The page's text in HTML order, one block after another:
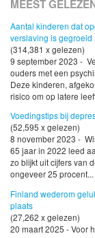
MEEST
Aantal kinderen dat
verslaving is gegroeid
(314,381 x gelezen)
9 september 2023 -
ouders met een
Deze kinderen,
risico om op latere
Voedingstips bij
(52,595 x gelezen)
8 november 2023 -
65 jaar in 2022 leed
zo blijkt uit cijfers van
ongeveer 25 procent...
Finland wederom
plaats
(27,262 x gelezen)
20 maart 2025 - Voor